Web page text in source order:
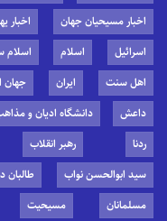
اخبار مسیحیان جهان
اخبار
اسرائیل
اسلام اسلام
اهل سنت
ایران جهان
داعش
دانشگاه ادیان و
ردنا
رهبر انقلاب
سید ابوالحسن نواب
طالبان
مسلمانان
مسیحیت